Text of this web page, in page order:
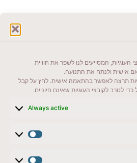
העוגיות, המסייעים לנו לשפר את חוויית
אישית ולנתח את התנועה.
תרצה לאפשר בהתאמה אישית. לחץ על קבל
לסרב לקובצי העוגיות שאינם חיוניים.
Always active